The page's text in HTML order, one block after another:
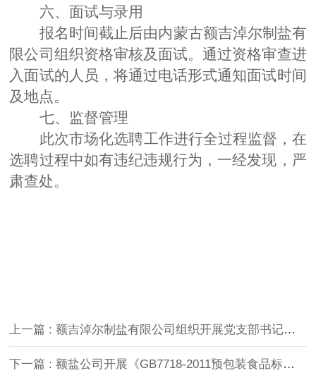
六、面试与录用
报名时间截止后由内蒙古额吉淖尔制盐有
限公司组织资格审核及面试。通过资格审查进
入面试的人员， 将通过电话形式通知面试时间
及地点。
七、监督管理
此次市场化选聘工作进行全过程监督，在
选聘过程中如有违纪违规行为，一经发现，严
肃查处。
上一篇 : 额吉淖尔制盐有限公司组织开展党支部书记、党务工作者培训
下一篇 : 额盐公司开展《GB7718-2011预包装食品标签通则》及征求意见稿的学习培训会